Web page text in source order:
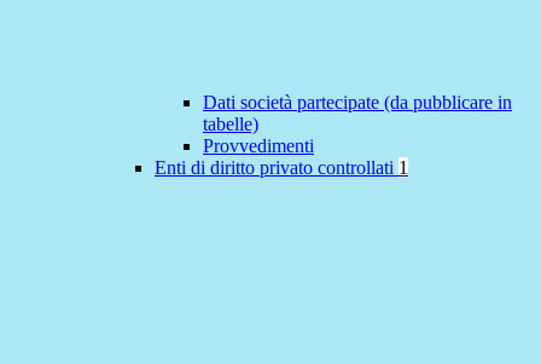
Dati società partecipate (da pubblicare in
tabelle)
Provvedimenti
Enti di diritto privato controllati 1